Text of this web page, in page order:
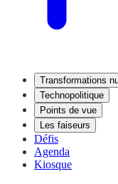
Transformations
Technopolitique
Points de vue
Les faiseurs
Défis
Agenda
Kiosque